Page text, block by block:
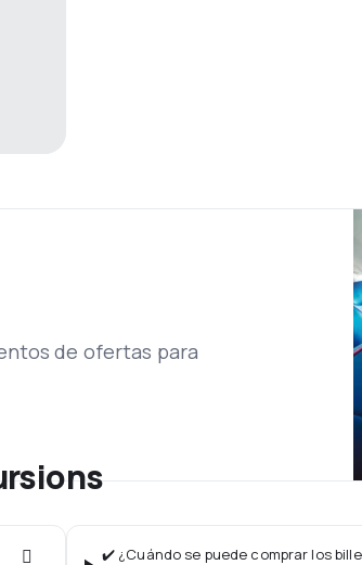
de ofertas para
✔️ ¿Cuándo se puede comprar los